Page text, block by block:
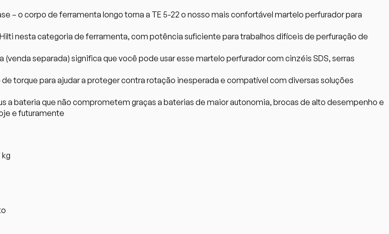
– o corpo de ferramenta longo torna a TE 5-22 o nosso mais confortável martelo perfurador para
nesta categoria de ferramenta, com potência suficiente para trabalhos difíceis de perfuração de
separada) significa que você pode usar esse martelo perfurador com cinzéis SDS, serras
torque para ajudar a proteger contra rotação inesperada e compatível com diversas soluções
a bateria que não comprometem graças a baterias de maior autonomia, brocas de alto desempenho e
e futuramente